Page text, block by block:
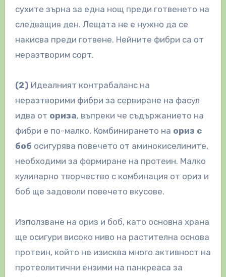
сухите зърна за една нощ преди готвенето на
следващия ден. Лещата не е нужно да се
накисва преди готвене. Нейните фибри са от
неразтворим сорт.
(2) Идеалният контрабаланс на
неразтворими фибри за сервиране на фасул
идва от ориза, въпреки че съдържанието на
фибри е по-малко. Комбинирането на ориз с
боб осигурява повечето от аминокиселините,
необходими за формиране на протеин. Малко
кулинарно творчество с комбинация от ориз и
боб ще задоволи повечето вкусове.
Използване на ориз и боб, като основна храна
ще осигури високо ниво на растителна основа
протеин, който не изисква много активност на
протеолитични ензими на панкреаса за